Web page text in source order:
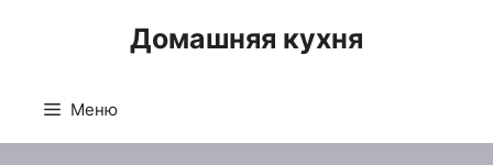
Домашняя кухня
Меню